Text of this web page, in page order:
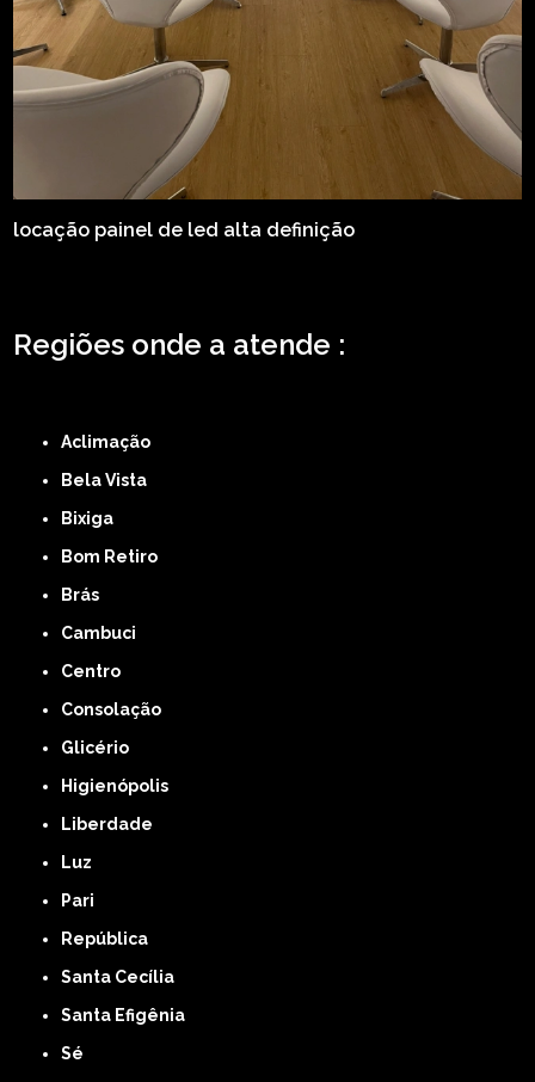
locação painel de led alta definição
Regiões onde a atende :
Aclimação
Bela Vista
Bixiga
Bom Retiro
Brás
Cambuci
Centro
Consolação
Glicério
Higienópolis
Liberdade
Luz
Pari
República
Santa Cecília
Santa Efigênia
Sé